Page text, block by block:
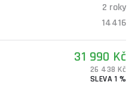
2 roky
14416
31 990 Kč
26 438 Kč
SLEVA 1 %